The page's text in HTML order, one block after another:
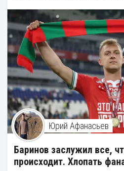
Юрий Афанасьев
Баринов заслужил все,
происходит. Хлопать